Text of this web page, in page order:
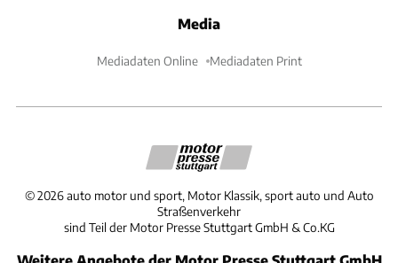
Media
Mediadaten Online Mediadaten Print
©2026 auto motor und sport, Motor Klassik, sport auto und Auto
Straßenverkehr
sind Teil der Motor Presse Stuttgart GmbH & Co.KG
Weitere Angebote der Motor Presse Stuttgart GmbH